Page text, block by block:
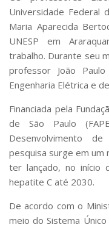
Universidade Federal
Maria Aparecida
UNESP em
trabalho. Durante seu
professor João
Engenharia Elétrica e
Financiada pela
de São Paulo
Desenvolvimento
pesquisa surge em um
ter lançado, no início
hepatite C até 2030.
De acordo com o
meio do Sistema